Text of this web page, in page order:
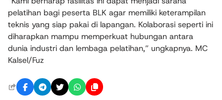
pelatihan bagi peserta BLK agar memiliki keterampilan
teknis yang siap pakai di lapangan. Kolaborasi seperti ini
diharapkan mampu memperkuat hubungan antara
dunia industri dan lembaga pelatihan,” ungkapnya. MC
Kalsel/Fuz